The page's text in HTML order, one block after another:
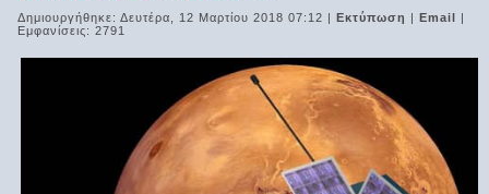
Δημιουργήθηκε: Δευτέρα, 12 Μαρτίου 2018 07:12 |Εκτύπωση |Email |
Εμφανίσεις: 2791